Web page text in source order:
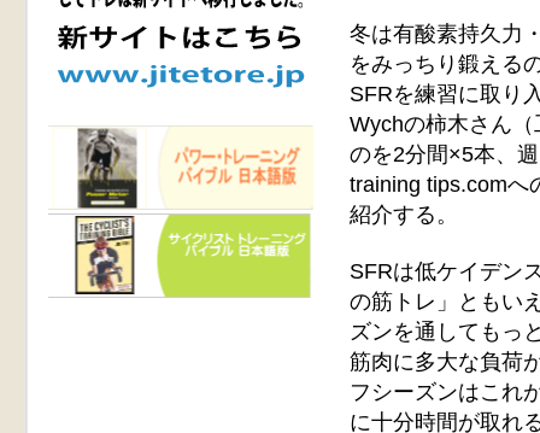
冬は有酸素持久力
をみっちり鍛える
SFRを練習に取り
Wychの柿木さん
のを2分間×5本、
training tips.comへ
紹介する。
SFRは低ケイデン
の筋トレ」ともい
ズンを通してもっ
筋肉に多大な負荷
フシーズンはこれ
に十分時間が取れ